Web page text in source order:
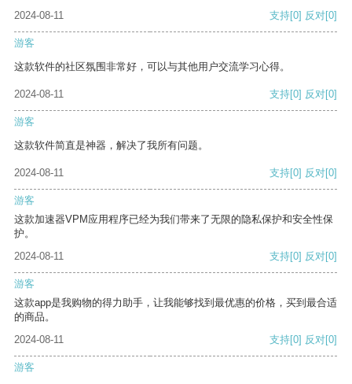
2024-08-11
支持[0] 反对[0]
游客
这款软件的社区氛围非常好，可以与其他用户交流学习心得。
2024-08-11 支持[0] 反对[0]
游客
这款软件简直是神器，解决了我所有问题。
2024-08-11 支持[0] 反对[0]
游客
这款加速器VPM应用程序已经为我们带来了无限的隐私保护和安全性保
护。
2024-08-11
支持[0] 反对[0]
游客
这款app是我购物的得力助手，让我能够找到最优惠的价格，买到最合适
的商品。
2024-08-11
支持[0] 反对[0]
游客